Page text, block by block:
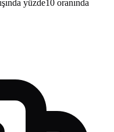
yüzde10 oranında